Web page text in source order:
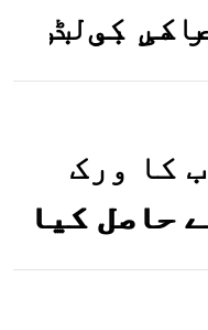
کی بولڈ
ہو
کا ورک
حاصل کیا